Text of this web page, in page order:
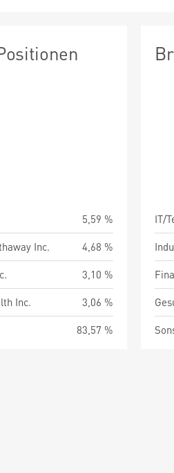
5,59 %
Inc.
4,68 %
3,10 %
Inc.
3,06 %
83,57 %
IT/